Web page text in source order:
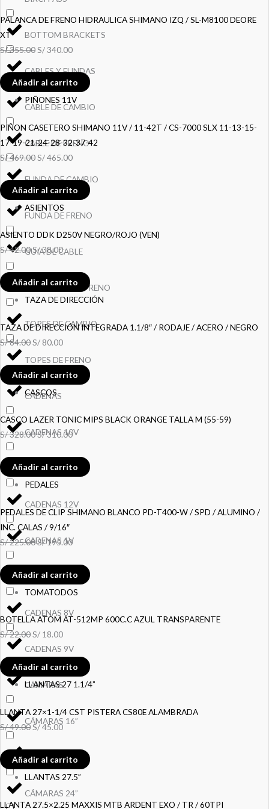
BOTTOM BRACKETS
CABLES Y FUNDAS
CABLE DE CAMBIO
CABLE DE FRENO
FUNDA DE CAMBIO
FUNDA DE FRENO
GUIA DE CABLE
MANGUERA DE FRENO
TOPES DE CAMBIO
TOPES DE FRENO
CADENAS
CADENAS 10V
CADENAS 11V
CADENAS 12V
CADENAS 1V
CADENAS 6-7-8V
CADENAS 8V
CADENAS 9V
CÁMARAS
CÁMARAS 16”
CÁMARAS 20”
CÁMARAS 24”
PALANCA DE FRENO HIDRAULICA SHIMANO IZQ / SL-M8100 DEORE
XT
S/355.00S/340.00
Añadir al carrito
PIÑONES 11V
PIÑON CASETERO SHIMANO 11V / 11-42T / CS-7000 SLX 11-13-15-
17-19-21-24-28-32-37-42
S/469.00S/465.00
Añadir al carrito
ASIENTOS
ASIENTO DDK D250V NEGRO/ROJO (VEN)
S/42.00S/38.00
Añadir al carrito
TAZA DE DIRECCIÓN
TAZA DE DIRECCIÓN INTEGRADA 1.1/8″ / RODAJE / ACERO / NEGRO
S/84.00S/ 80.00
Añadir al carrito
CASCOS
CASCO LAZER TONIC MIPS BLACK ORANGE TALLA M (55-59)
S/328.00S/310.00
Añadir al carrito
PEDALES
PEDALES DE CLIP SHIMANO BLANCO PD-T400-W / SPD / ALUMINO /
INC. CALAS / 9/16″
S/225.00S/195.00
Añadir al carrito
TOMATODOS
BOTELLA ATOM AT-512MP 600C.C AZUL TRANSPARENTE
S/22.00S/ 18.00
Añadir al carrito
LLANTAS 27 1.1/4”
LLANTA 27×1-1/4 CST PISTERA CS80E ALAMBRADA
S/49.00S/45.00
Añadir al carrito
LLANTAS 27.5”
LLANTA 27.5×2.25 MAXXIS MTB ARDENT EXO / TR / 60TPI